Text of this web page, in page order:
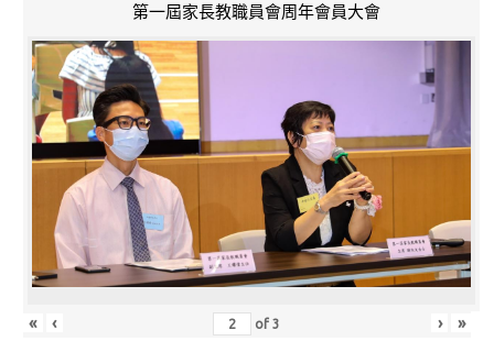
第一屆家長教職員會周年會員大會
« ‹ of3 › »